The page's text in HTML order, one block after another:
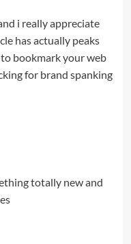
i really appreciate
has actually peaks
bookmark your web
for brand spanking
totally new and